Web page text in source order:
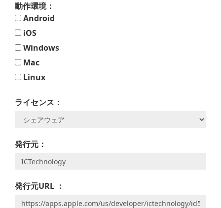
動作環境：
Android
iOS
Windows
Mac
Linux
ライセンス：
発行元：
発行元URL ：